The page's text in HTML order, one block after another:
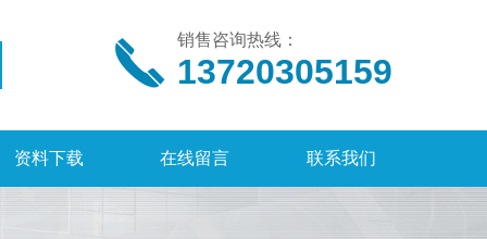
销售咨询热线：
13720305159
资料下载 在线留言 联系我们